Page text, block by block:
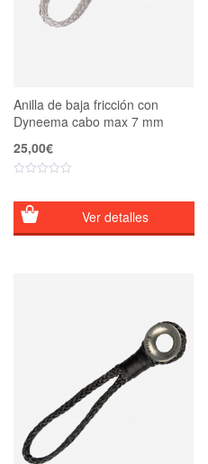
Anilla de baja fricción con
Dyneema cabo max 7 mm
25,00€
Ver detalles